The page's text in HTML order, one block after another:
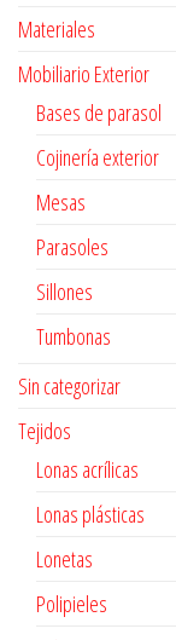
Materiales
Mobiliario Exterior
Bases de parasol
Cojinería exterior
Mesas
Parasoles
Sillones
Tumbonas
Sin categorizar
Tejidos
Lonas acrílicas
Lonas plásticas
Lonetas
Polipieles